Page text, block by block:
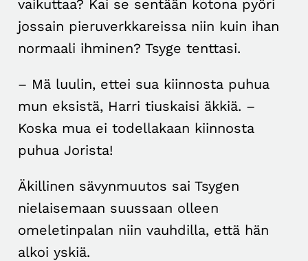
vaikuttaa? Kai se sentään kotona pyöri
jossain pieruverkkareissa niin kuin ihan
normaali ihminen? Tsyge tenttasi.
– Mä luulin, ettei sua kiinnosta puhua
mun eksistä, Harri tiuskaisi äkkiä. –
Koska mua ei todellakaan kiinnosta
puhua Jorista!
Äkillinen sävynmuutos sai Tsygen
nielaisemaan suussaan olleen
omeletinpalan niin vauhdilla, että hän
alkoi yskiä.